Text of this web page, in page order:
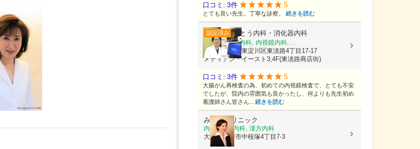
口コミ: 3件 5
とても良い先生。丁寧な診察。 続きを読む
認証済み ごとう内科・消化器内科
内科, 消化器内科, 内視鏡内科, ...
大阪府大阪市東淀川区東淡路4丁目17-17
メディアン・イースト3,4F(東淡路商店街)
口コミ: 3件 5
大腸がん再検査の為、初めての内視鏡検査で、とても不安
でしたが、院内の雰囲気も良かったし、何よりも先生初め
看護師さん皆さん... 続きを読む
みきこクリニック
内科, 心療内科, 漢方内科
大阪府豊中市中桜塚4丁目7-3